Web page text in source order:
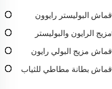
قماش البوليستر رايوون
مزيج الرايون والبوليستر
قماش مزيج البولي رايون
قماش بطانة مطاطي للثياب